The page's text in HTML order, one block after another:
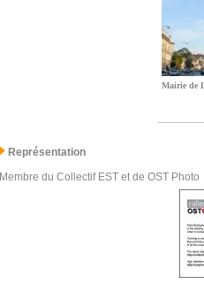
Mairie de
Représentation
Membre du Collectif EST et de OST Photo